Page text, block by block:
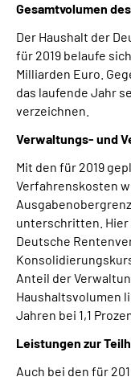
Suche
Gesamtvolumen
Der Haushalt der
für 2019 belaufe
Milliarden Euro.
das laufende Jahr
verzeichnen.
Verwaltungs- und
Mit den für 2019
Verfahrenskosten
unterschritten. Hier
Deutsche
Anteil der
Haushaltsvolumen
Jahren bei 1,1
Leistungen zur
Auch bei den für